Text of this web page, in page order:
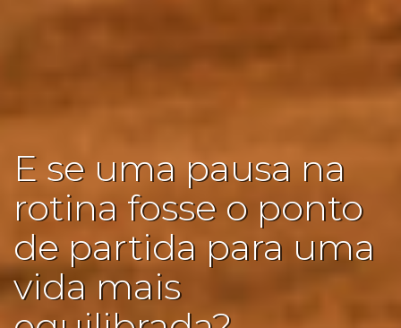
E se uma pausa na
rotina fosse o ponto
de partida para uma
vida mais